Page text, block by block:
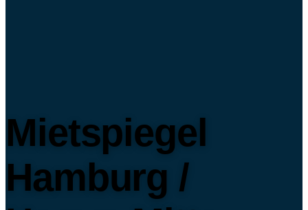
Mietspiegel
Hamburg /